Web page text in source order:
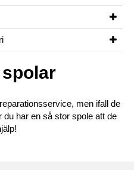
men ifall de
du har en så stor spole att de